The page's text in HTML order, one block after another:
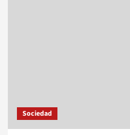
Sociedad